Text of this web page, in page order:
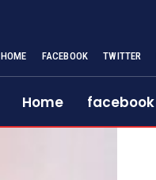
HOME FACEBOOK TWITTER
Home facebook